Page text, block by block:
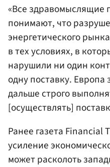
«Все здравомыслящие
понимают, что
энергетического
в тех условиях, в
нарушили ни один
одну поставку. Европа
дальше строго
[осуществлять]
Ранее газета Financial
усиление
может расколоть